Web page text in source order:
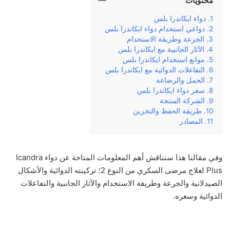
دواء ايكاندرا بلس
دواعي استخدام دواء ايكاندرا بلس
الجرعة وطريقة الاستخدام
الآثار الجانبية مع ايكاندرا بلس
موانع استخدام ايكاندرا بلس
التفاعلات الدوائية مع ايكاندرا بلس
الحمل والرضاعة
سعر دواء ايكاندرا بلس
الشركة المنتجة
طريقة الحفظ والتخزين
المصادر
وفي‌ ‌مقالنا‌ ‌هذا‌ ‌سنناقش‌ ‌أهم‌ ‌المعلومات‌ ‌المتاحة‌ ‌عن‌ دواء Icandra
Plus لعلاج مرضى السكري من النوع 2؛ ‌تركيبته‌ ‌الدوائية‌ والأشكال
الصيدلانية ‌والجرعة‌ ‌وطريقة‌ ‌الاستخدام‌ ‌والآثار‌ ‌الجانبية‌ ‌والتفاعلات
الدوائية وسعره‌.